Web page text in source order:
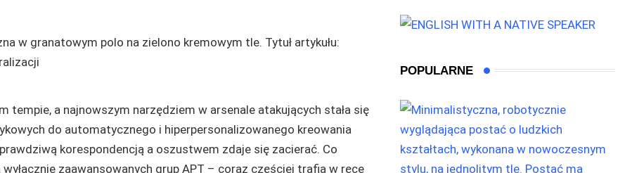
a najnowszym narzędziem w arsenale atakujących stała się
do automatycznego i hiperpersonalizowanego kreowania
korespondencją a oszustwem zdaje się zacierać. Co
zaawansowanych grup APT – coraz częściej trafia w ręce
POPULARNE